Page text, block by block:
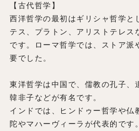
【古代哲学】
西洋哲学の最初はギリシャ哲学と
テス、プラトン、アリストテレス
です。ローマ哲学では、ストア派
要でした。
東洋哲学は中国で、儒教の孔子、
韓非子などが有名です。
インドでは、ヒンドゥー哲学や仏
陀やマハーヴィーラが代表的です。